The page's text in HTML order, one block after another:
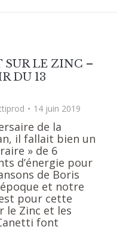
SUR LE ZINC –
DU 13
14 juin 2019
de la
il fallait bien un
» de 6
d’énergie pour
de Boris
et notre
pour cette
le Zinc et les
font